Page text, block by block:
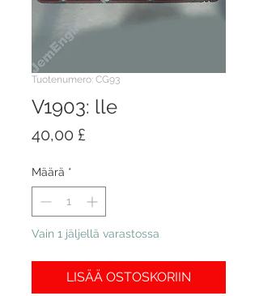
Tuotenumero: CG93
V1903: lle
40,00 £
Määrä *
Vain 1 jäljellä varastossa
LISÄÄ OSTOSKORIIN